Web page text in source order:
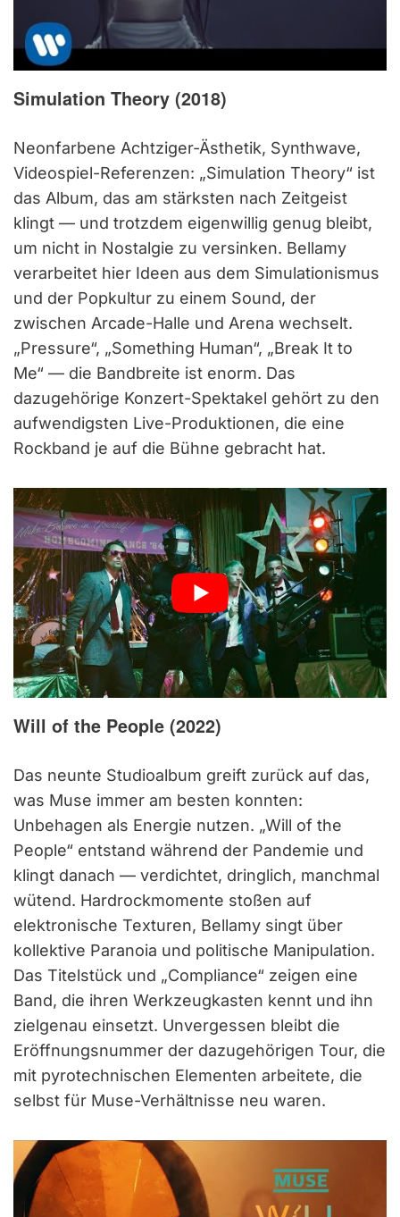
Simulation Theory (2018)
Neonfarbene Achtziger-Ästhetik, Synthwave,
Videospiel-Referenzen: „Simulation Theory“ ist
das Album, das am stärksten nach Zeitgeist
klingt — und trotzdem eigenwillig genug bleibt,
um nicht in Nostalgie zu versinken. Bellamy
verarbeitet hier Ideen aus dem Simulationismus
und der Popkultur zu einem Sound, der
zwischen Arcade-Halle und Arena wechselt.
„Pressure“, „Something Human“, „Break It to
Me“ — die Bandbreite ist enorm. Das
dazugehörige Konzert-Spektakel gehört zu den
aufwendigsten Live-Produktionen, die eine
Rockband je auf die Bühne gebracht hat.
Will of the People (2022)
Das neunte Studioalbum greift zurück auf das,
was Muse immer am besten konnten:
Unbehagen als Energie nutzen. „Will of the
People“ entstand während der Pandemie und
klingt danach — verdichtet, dringlich, manchmal
wütend. Hardrockmomente stoßen auf
elektronische Texturen, Bellamy singt über
kollektive Paranoia und politische Manipulation.
Das Titelstück und „Compliance“ zeigen eine
Band, die ihren Werkzeugkasten kennt und ihn
zielgenau einsetzt. Unvergessen bleibt die
Eröffnungsnummer der dazugehörigen Tour, die
mit pyrotechnischen Elementen arbeitete, die
selbst für Muse-Verhältnisse neu waren.